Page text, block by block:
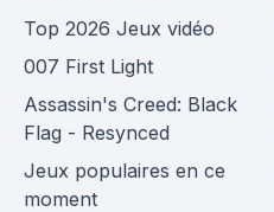
Top 2026 Jeux vidéo
007 First Light
Assassin's Creed: Black
Flag - Resynced
Jeux populaires en ce
moment